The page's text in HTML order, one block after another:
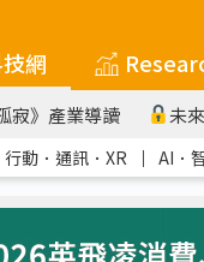
網
寂》產業導讀 未
行動．通訊．XR ｜ AI．